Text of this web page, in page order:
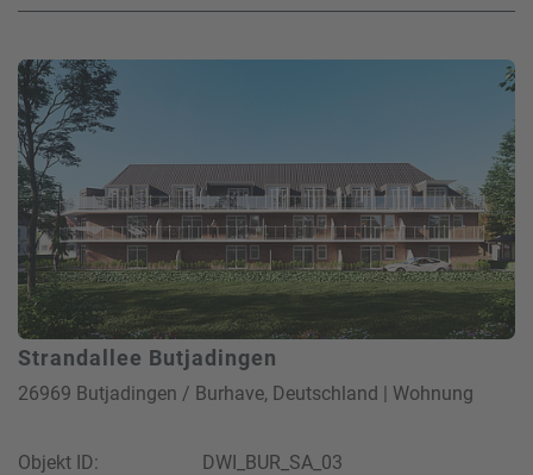
Strandallee Butjadingen
26969 Butjadingen / Burhave, Deutschland | Wohnung
Objekt ID:
DWI_BUR_SA_03